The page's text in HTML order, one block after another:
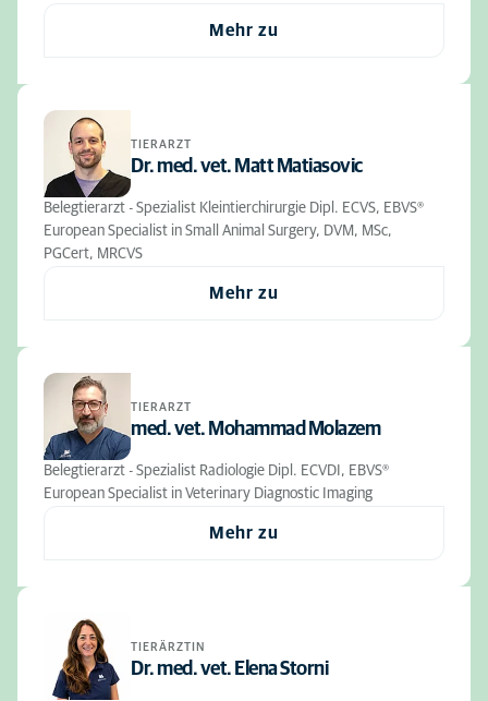
Mehr zu
TIERARZT
Dr. med. vet. Matt Matiasovic
Belegtierarzt - Spezialist Kleintierchirurgie Dipl. ECVS, EBVS®
European Specialist in Small Animal Surgery, DVM, MSc,
PGCert, MRCVS
Mehr zu
TIERARZT
med. vet. Mohammad Molazem
Belegtierarzt - Spezialist Radiologie Dipl. ECVDI, EBVS®
European Specialist in Veterinary Diagnostic Imaging
Mehr zu
TIERÄRZTIN
Dr. med. vet. Elena Storni